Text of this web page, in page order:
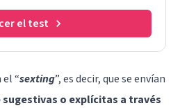
el test
“sexting”, es decir, que se envían
o explícitas a través